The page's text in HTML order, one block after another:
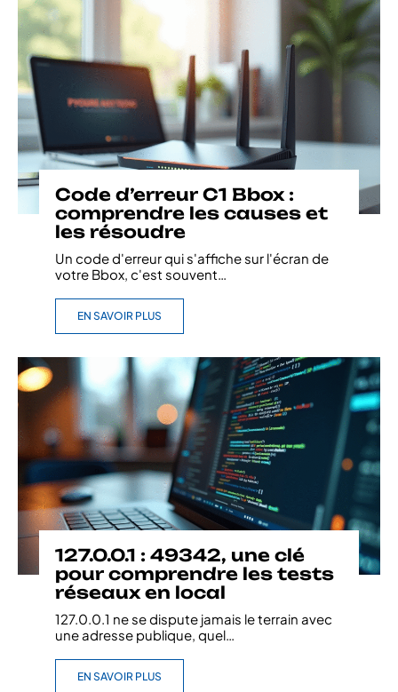
Code d’erreur C1 Bbox :
comprendre les causes et
les résoudre
Un code d'erreur qui s'affiche sur l'écran de
votre Bbox, c'est souvent
EN SAVOIR PLUS
127.0.0.1 : 49342, une clé
pour comprendre les tests
réseaux en local
127.0.0.1 ne se dispute jamais le terrain avec
une adresse publique, quel
EN SAVOIR PLUS